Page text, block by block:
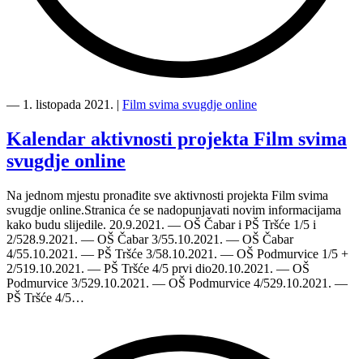
svima
online
digitalno
putuje
Tršće
3/5”
― 1. listopada 2021. Film svima svugdje online
Kalendar aktivnosti projekta Film svima
svugdje online
Na jednom mjestu pronađite sve aktivnosti projekta Film svima
svugdje online.Stranica će se nadopunjavati novim informacijama
kako budu slijedile. 20.9.2021. — OŠ Čabar i PŠ Tršće 1/5 i
2/528.9.2021. — OŠ Čabar 3/55.10.2021. — OŠ Čabar
4/55.10.2021. — PŠ Tršće 3/58.10.2021. — OŠ Podmurvice 1/5 +
2/519.10.2021. — PŠ Tršće 4/5 prvi dio20.10.2021. — OŠ
Podmurvice 3/529.10.2021. — OŠ Podmurvice 4/529.10.2021. —
PŠ Tršće 4/5…